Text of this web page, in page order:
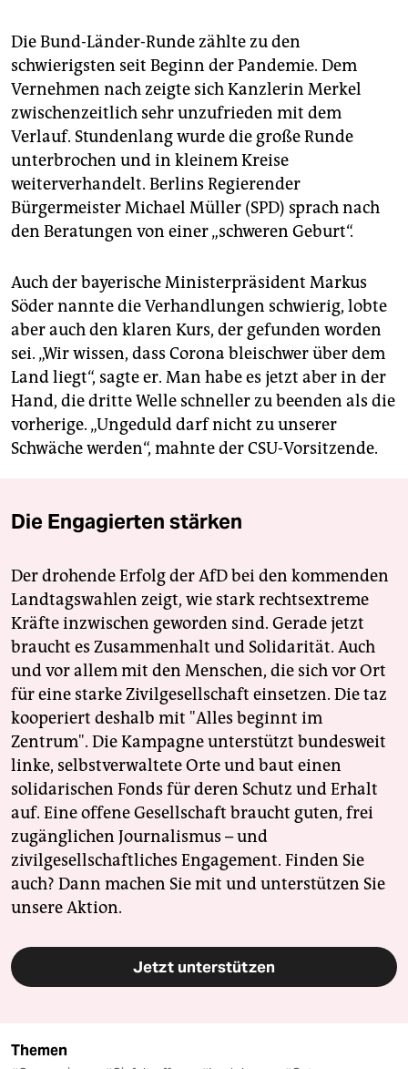
Die Bund-Länder-Runde zählte zu den
schwierigsten seit Beginn der Pandemie. Dem
Vernehmen nach zeigte sich Kanzlerin Merkel
zwischenzeitlich sehr unzufrieden mit dem
Verlauf. Stundenlang wurde die große Runde
unterbrochen und in kleinem Kreise
weiterverhandelt. Berlins Regierender
Bürgermeister Michael Müller (SPD) sprach nach
den Beratungen von einer „schweren Geburt“.
Auch der bayerische Ministerpräsident Markus
Söder nannte die Verhandlungen schwierig, lobte
aber auch den klaren Kurs, der gefunden worden
sei. „Wir wissen, dass Corona bleischwer über dem
Land liegt“, sagte er. Man habe es jetzt aber in der
Hand, die dritte Welle schneller zu beenden als die
vorherige. „Ungeduld darf nicht zu unserer
Schwäche werden“, mahnte der CSU-Vorsitzende.
Die Engagierten stärken
Der drohende Erfolg der AfD bei den kommenden
Landtagswahlen zeigt, wie stark rechtsextreme
Kräfte inzwischen geworden sind. Gerade jetzt
braucht es Zusammenhalt und Solidarität. Auch
und vor allem mit den Menschen, die sich vor Ort
für eine starke Zivilgesellschaft einsetzen. Die taz
kooperiert deshalb mit "Alles beginnt im
Zentrum". Die Kampagne unterstützt bundesweit
linke, selbstverwaltete Orte und baut einen
solidarischen Fonds für deren Schutz und Erhalt
auf. Eine offene Gesellschaft braucht guten, frei
zugänglichen Journalismus – und
zivilgesellschaftliches Engagement. Finden Sie
auch? Dann machen Sie mit und unterstützen Sie
unsere Aktion.
Jetzt unterstützen
Themen